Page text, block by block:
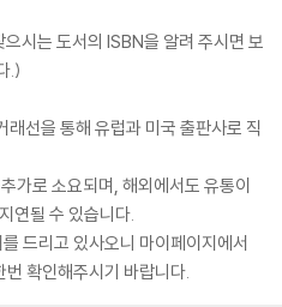
시는 도서의 ISBN을 알려 주시면 보
.)
선을 통해 유럽과 미국 출판사로 직
가로 소요되며, 해외에서도 유통이
연될 수 있습니다.
드리고 있사오니 마이페이지에서
확인해주시기 바랍니다.